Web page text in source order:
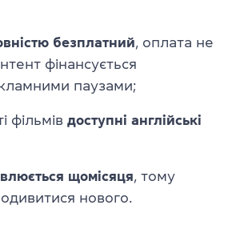
безплатний, оплата не
фінансується
паузами;
фільмів доступні англійські
щомісяця, тому
нового.